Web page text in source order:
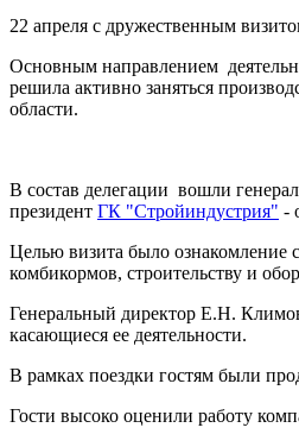
22 апреля с дружественным
Основным направлением
решила активно заняться
области.
В состав делегации вошли
президент ГК "Стройиндустрия" -
Целью визита было ознакомление
комбикормов, строительству и
Генеральный директор Е.Н.
касающиеся ее деятельности.
В рамках поездки гостям были
Гости высоко оценили работу